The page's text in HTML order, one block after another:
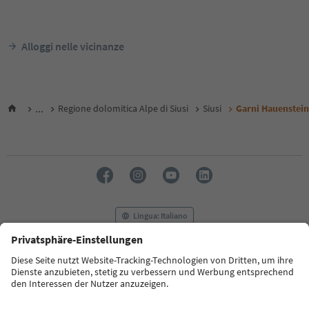
Alloggi nelle vicinanze
... Regione dolomitica Alpe di Siusi Siusi Garni Hauenstein
Lingua: Italiano
FAQ Contatti Press MICE
Privacy Policy
Termini e condizioni
Crediti
Cookie Policy